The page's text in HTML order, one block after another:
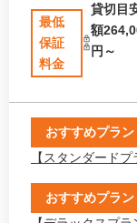
最低
保証
料金
貸切目
額
円～
おすすめプラン
【スタンダード
おすすめプラン